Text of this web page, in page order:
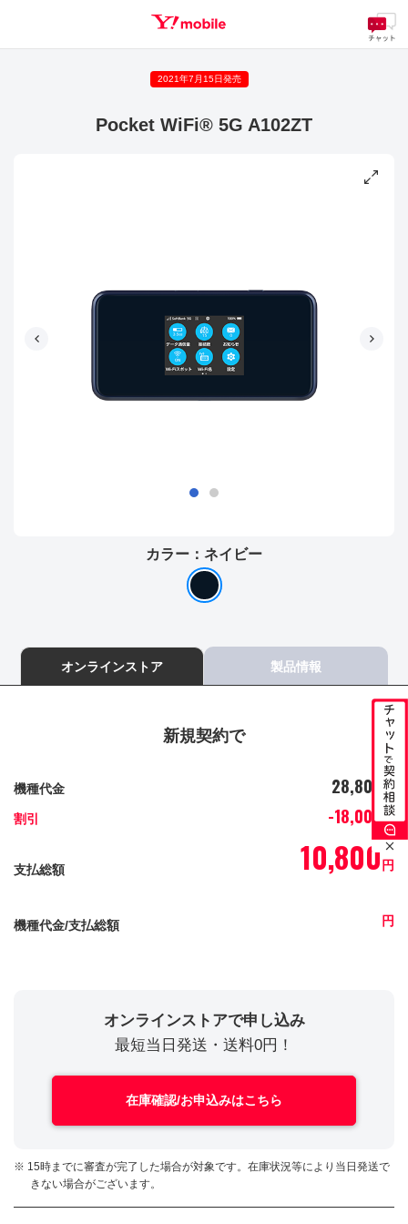
2021年7月15日発売
Pocket WiFi® 5G A102ZT
カラー： ネイビー
オンラインストア 製品情報
新規契約で
機種代金 28,800 円
割引 -18,000円
支払総額 10,800 円
機種代金/支払総額 円
オンラインストアで申し込み
最短当日発送・送料0円！
在庫確認/お申込みはこちら
※ 15時までに審査が完了した場合が対象です。在庫状況等により当日発送で
きない場合がございます。